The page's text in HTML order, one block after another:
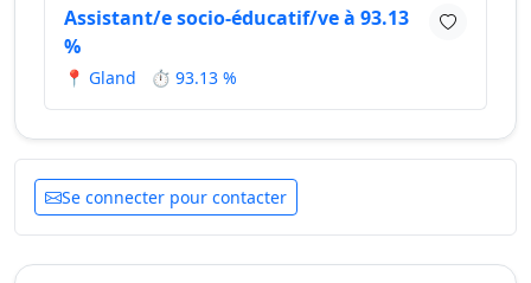
Assistant/e socio-éducatif/ve à 93.13
%
📍 Gland ⏱ 93.13 %
Se connecter pour contacter